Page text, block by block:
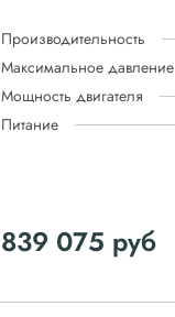
Производительность
Максимальное давление
Мощность двигателя
Питание
839 075 руб